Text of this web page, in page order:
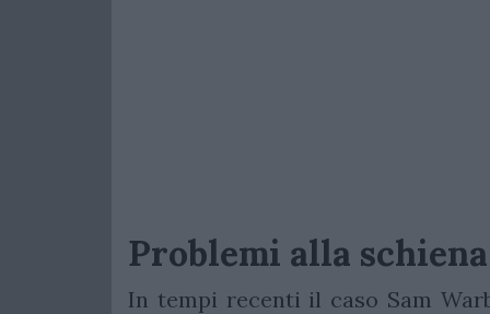
Problemi alla schiena
In tempi recenti il caso Sam